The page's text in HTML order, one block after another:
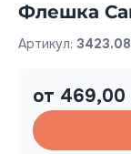
Флешка
Артикул: 3423.08
от 469,00